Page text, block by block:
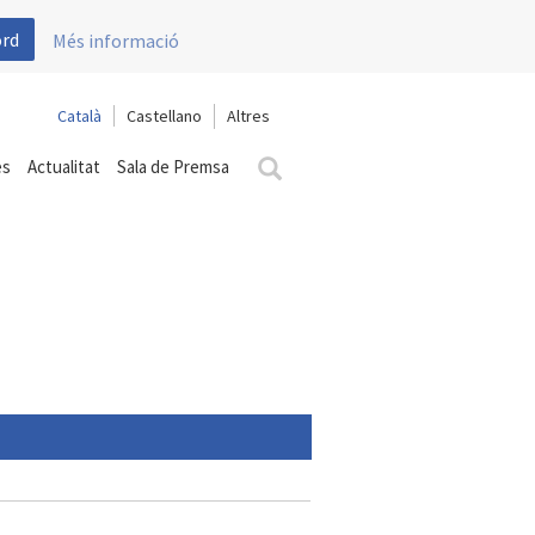
Més informació
Català Castellano
Actualitat Sala de Premsa